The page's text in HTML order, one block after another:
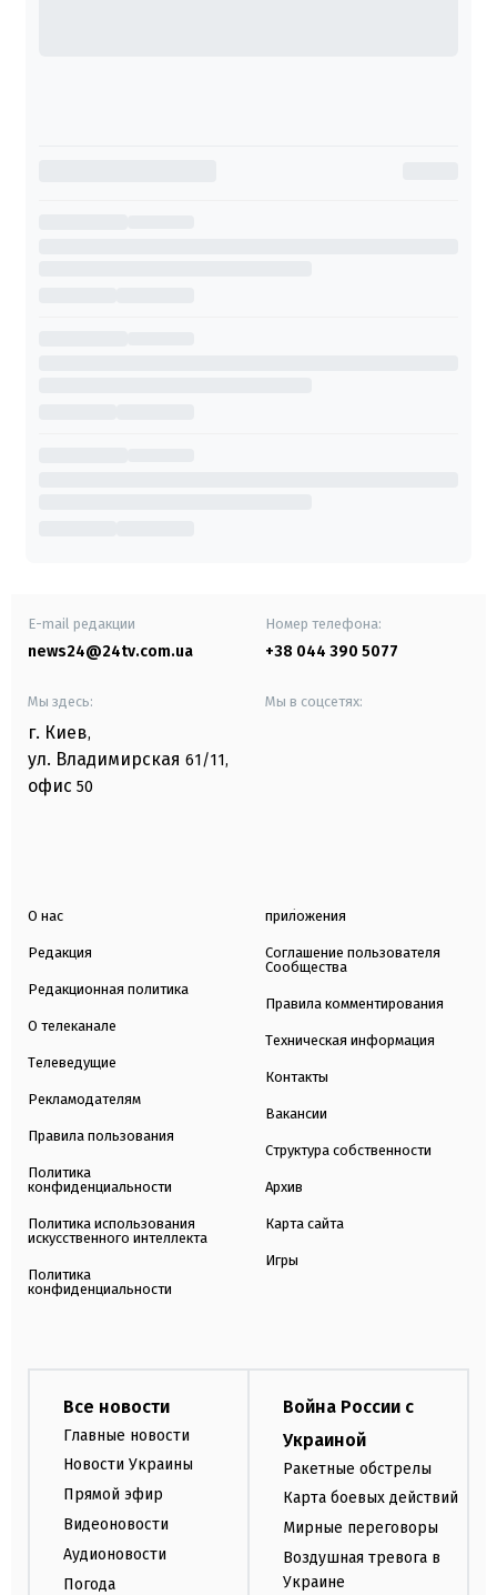
E-mail редакции
news24@24tv.com.ua
Номер телефона:
+38 044 390 5077
Мы здесь:
г. Киев,
ул. Владимирская 61/11,
офис 50
Мы в соцсетях:
О нас
Редакция
Редакционная политика
О телеканале
Телеведущие
Рекламодателям
Правила пользования
Политика
конфиденциальности
Политика использования
искусственного интеллекта
Политика
конфиденциальности
приложения
Соглашение пользователя
Сообщества
Правила комментирования
Техническая информация
Контакты
Вакансии
Структура собственности
Архив
Карта сайта
Игры
Все новости
Главные новости
Новости Украины
Прямой эфир
Видеоновости
Аудионовости
Погода
Война России с
Украиной
Ракетные обстрелы
Карта боевых действий
Мирные переговоры
Воздушная тревога в
Украине